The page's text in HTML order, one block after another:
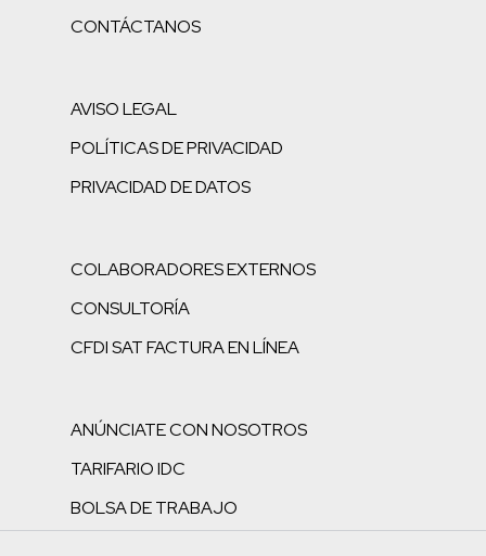
CONTÁCTANOS
AVISO LEGAL
POLÍTICAS DE PRIVACIDAD
PRIVACIDAD DE DATOS
COLABORADORES EXTERNOS
CONSULTORÍA
CFDI SAT FACTURA EN LÍNEA
ANÚNCIATE CON NOSOTROS
TARIFARIO IDC
BOLSA DE TRABAJO